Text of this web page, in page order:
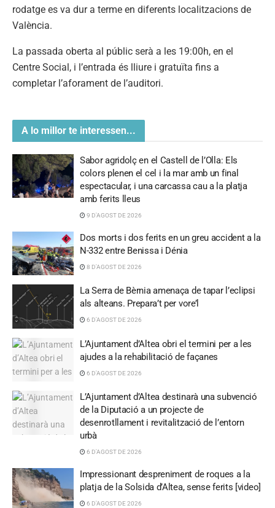
rodatge es va dur a terme en diferents localitzacions de
València.
La passada oberta al públic serà a les 19:00h, en el
Centre Social, i l’entrada és lliure i gratuïta fins a
completar l’aforament de l’auditori.
A lo millor te interessen...
Sabor agridolç en el Castell de l’Olla: Els
colors plenen el cel i la mar amb un final
espectacular, i una carcassa cau a la platja
amb ferits lleus
9 D'AGOST DE 2026
Dos morts i dos ferits en un greu accident a la
N-332 entre Benissa i Dénia
8 D'AGOST DE 2026
La Serra de Bèrnia amenaça de tapar l’eclipsi
als alteans. Prepara’t per vore’l
6 D'AGOST DE 2026
L’Ajuntament d’Altea obri el termini per a les
ajudes a la rehabilitació de façanes
6 D'AGOST DE 2026
L’Ajuntament d’Altea destinarà una subvenció
de la Diputació a un projecte de
desenrotllament i revitalització de l’entorn
urbà
6 D'AGOST DE 2026
Impressionant despreniment de roques a la
platja de la Solsida d’Altea, sense ferits [video]
6 D'AGOST DE 2026